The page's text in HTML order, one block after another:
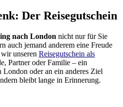
Der Reisegutschein
nach London nicht nur für Sie
auch jemand anderem eine Freude
unseren Reisegutschein als
Partner oder Familie – ein
London oder an ein anderes Ziel
bleibt lange in Erinnerung.